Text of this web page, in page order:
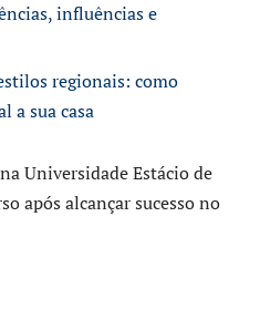
influências e
regionais: como
a sua casa
Universidade Estácio de
após alcançar sucesso no